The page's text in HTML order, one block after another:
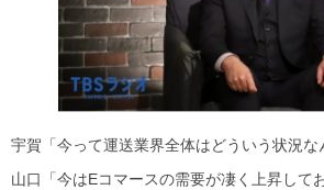
宇賀「今って運送業界全体はどういう状況な
山口「今はEコマースの需要が凄く上昇して